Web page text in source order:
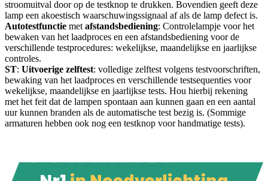
stroomuitval door op de testknop te drukken. Bovendien geeft deze
lamp een akoestisch waarschuwingssignaal af als de lamp defect is.
Autotestfunctie metafstandsbediening: Controlelampje voor het
bewaken van het laadproces en een afstandsbediening voor de
verschillende testprocedures: wekelijkse, maandelijkse en jaarlijkse
controles.
ST: Uitvoerige zelftest: volledige zelftest volgens testvoorschriften,
bewaking van het laadproces en verschillende testsequenties voor
wekelijkse, maandelijkse en jaarlijkse tests. Hou hierbij rekening
met het feit dat de lampen spontaan aan kunnen gaan en een aantal
uur kunnen branden als de automatische test bezig is. (Sommige
armaturen hebben ook nog een testknop voor handmatige tests).